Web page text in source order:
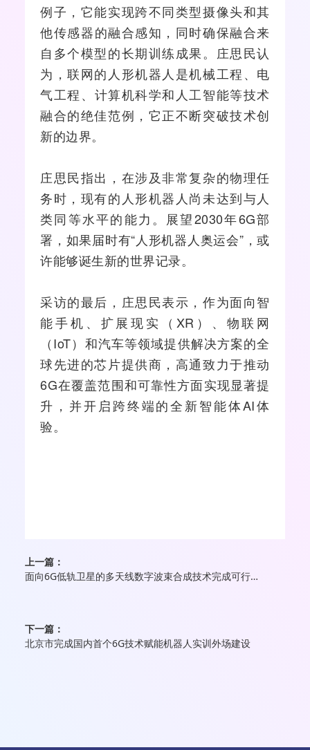
例子，它能实现跨不同类型摄像头和其
他传感器的融合感知，同时确保融合来
自多个模型的长期训练成果。庄思民认
为，联网的人形机器人是机械工程、电
气工程、 计算机科学和 人工智能等技术
融合的绝佳范例，它正不断突破技术创
新的边界。
庄思民指出，在涉及非常复杂的物理任
务时，现有的人形机器人尚未达到与人
类同等水平的能力。展望2030年6G部
署，如果届时有“人形机器人奥运会”，或
许能够诞生新的世界记录。
采访的最后，庄思民表示，作为面向智
能手机 、扩展现实（ XR ）、物联网
（IoT）和汽车等领域提供解决方案的全
球先进的芯片提供商，高通致力于推动
6G在覆盖范围和可靠性方面实现显著提
升，并开启跨终端的全新智能体AI体
验。
上一篇：
面向6G低轨卫星的多天线数字波束合成技术完成可行性验证
下一篇：
北京市完成国内首个6G技术赋能机器人实训外场建设